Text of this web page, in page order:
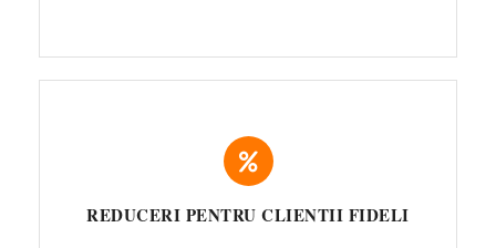
REDUCERI PENTRU CLIENTII FIDELI